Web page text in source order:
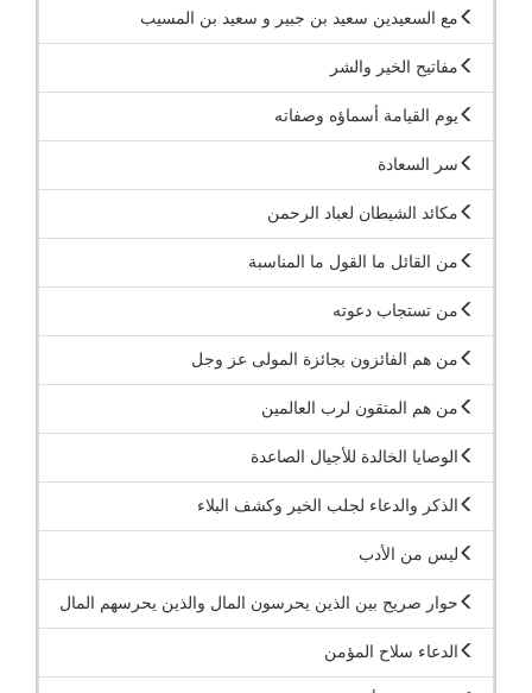
مع السعيدين سعيد بن جبير و سعيد بن المسيب
مفاتيح الخير والشر
يوم القيامة أسماؤه وصفاته
سر السعادة
مكائد الشيطان لعباد الرحمن
من القائل ما القول ما المناسبة
من تستجاب دعوته
من هم الفائزون بجائزة المولى عز وجل
من هم المتقون لرب العالمين
الوصايا الخالدة للأجيال الصاعدة
الذكر والدعاء لجلب الخير وكشف البلاء
ليس من الأدب
حوار صريح بين الذين يحرسون المال والذين يحرسهم المال
الدعاء سلاح المؤمن